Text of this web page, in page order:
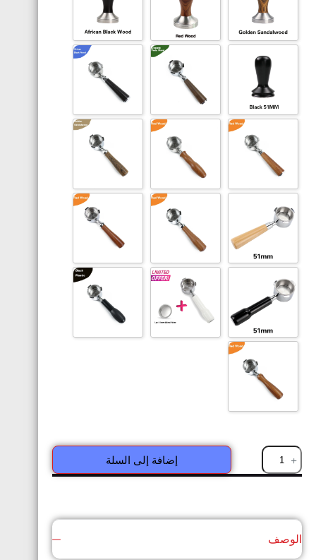
إضافة إلى السلة
الوصف